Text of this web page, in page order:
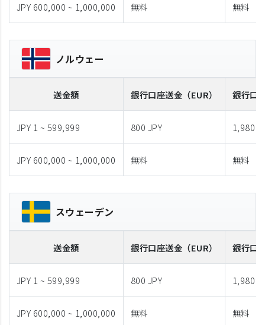
JPY 600,000 ~ 1,000,000 無料 無料
ノルウェー
送金額 銀行口座送金 （EUR） 銀行口
JPY 1 ~ 599,999 800 JPY 1,980
JPY 600,000 ~ 1,000,000 無料 無料
スウェーデン
送金額 銀行口座送金 （EUR） 銀行口
JPY 1 ~ 599,999 800 JPY 1,980
JPY 600,000 ~ 1,000,000 無料 無料